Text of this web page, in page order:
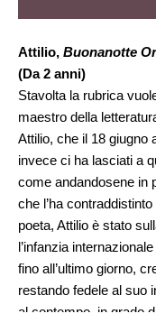
Attilio, Buonanotte
(Da 2 anni)
Stavolta la rubrica
maestro della
Attilio, che il 18 giugno
invece ci ha lasciati a
come andandosene in
che l’ha
poeta, Attilio è stato
l’infanzia
fino all’ultimo giorno,
restando fedele al suo
al contempo, in grado